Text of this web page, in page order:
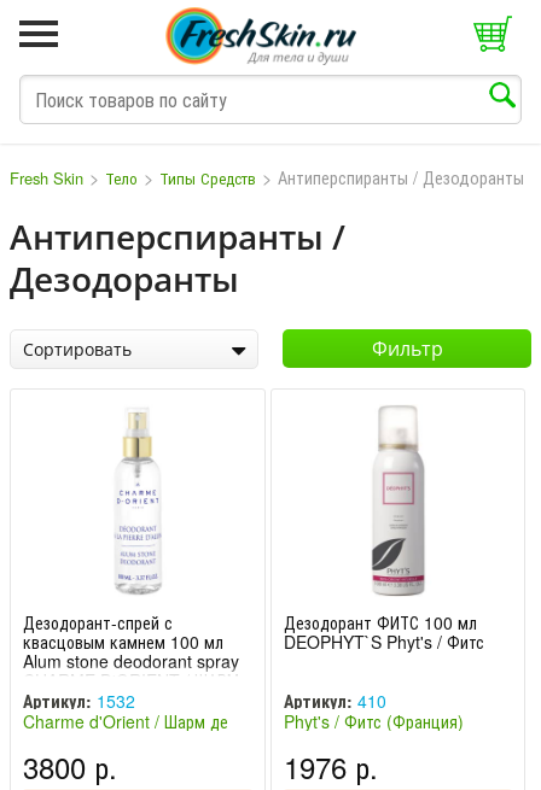
Fresh Skin > Тело > Типы Средств > Антиперспиранты / Дезодоранты
Антиперспиранты /
Дезодоранты
Сортировать Фильтр
Дезодорант-спрей с
квасцовым камнем 100 мл
Alum stone deodorant spray
CHARME D'ORIENT / ШАРМ
ДЕ ОРИЕНТ
Артикул: 1532
Charme d'Orient / Шарм де
3800 р.
Дезодорант ФИТС 100 мл
DEOPHYT`S Phyt's / Фитс
Артикул: 410
Phyt's / Фитс (Франция)
1976 р.
M N O P Q S